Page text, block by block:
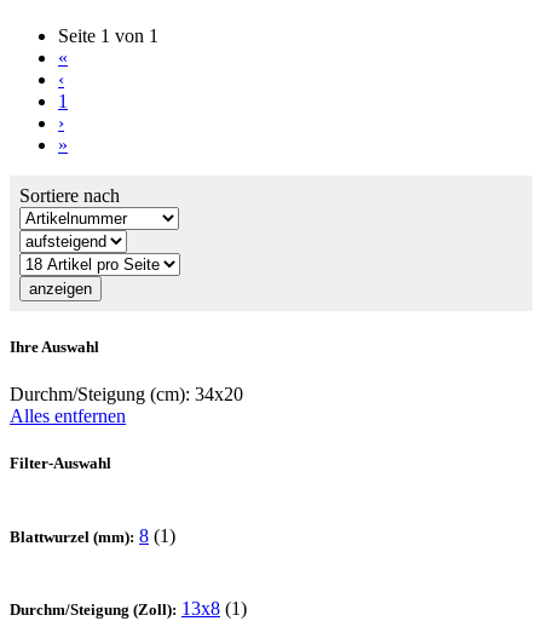
Seite 1 von 1
«
‹
1
›
»
Sortiere nach
Ihre Auswahl
Durchm/Steigung (cm): 34x20
Alles entfernen
Filter-Auswahl
Blattwurzel (mm): 8 (1)
Durchm/Steigung (Zoll): 13x8 (1)